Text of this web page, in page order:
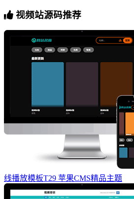
视频站源码推荐
线播放模板T29 苹果CMS精品主题